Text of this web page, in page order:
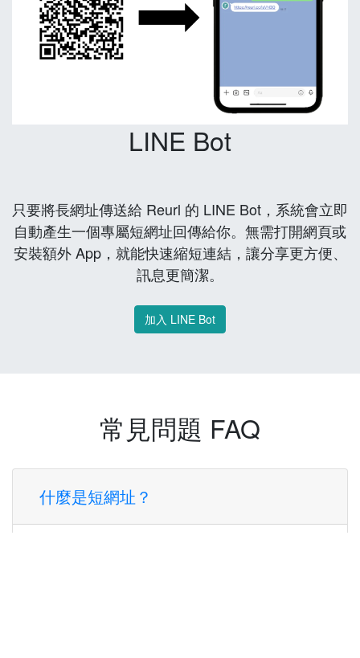
LINE Bot
只要將長網址傳送給 Reurl 的 LINE Bot，系統會立即
自動產生一個專屬短網址回傳給你。無需打開網頁或
安裝額外 App，就能快速縮短連結，讓分享更方便、
訊息更簡潔。
加入 LINE Bot
常見問題 FAQ
什麼是短網址？